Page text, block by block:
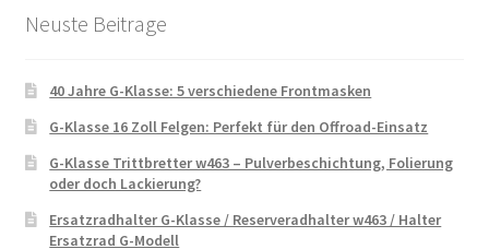
Neuste Beitrage
40 Jahre G-Klasse: 5 verschiedene Frontmasken
G-Klasse 16 Zoll Felgen: Perfekt für den Offroad-Einsatz
G-Klasse Trittbretter w463 – Pulverbeschichtung, Folierung
oder doch Lackierung?
Ersatzradhalter G-Klasse / Reserveradhalter w463 / Halter
Ersatzrad G-Modell